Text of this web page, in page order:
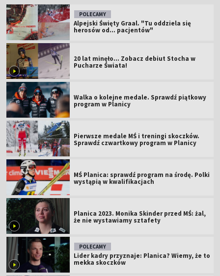
POLECAMY
Alpejski Święty Graal. "Tu oddziela się
herosów od... pacjentów"
20 lat minęło... Zobacz debiut Stocha w
Pucharze Świata!
Walka o kolejne medale. Sprawdź piątkowy
program w Planicy
Pierwsze medale MŚ i treningi skoczków.
Sprawdź czwartkowy program w Planicy
MŚ Planica: sprawdź program na środę. Polki
wystąpią w kwalifikacjach
Planica 2023. Monika Skinder przed MŚ: żal,
że nie wystawiamy sztafety
POLECAMY
Lider kadry przyznaje: Planica? Wiemy, że to
mekka skoczków